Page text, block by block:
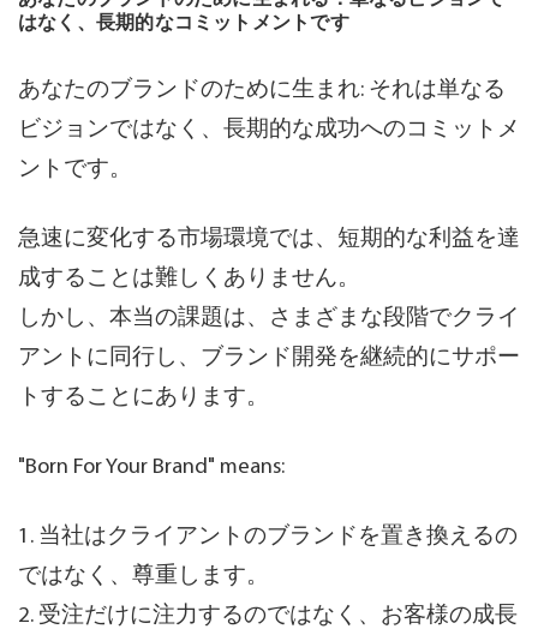
はなく、長期的なコミットメントです
あなたのブランドのために生まれ: それは単なる
ビジョンではなく、長期的な成功へのコミットメ
ントです。
急速に変化する市場環境では、短期的な利益を達
成することは難しくありません。
しかし、本当の課題は、さまざまな段階でクライ
アントに同行し、ブランド開発を継続的にサポー
トすることにあります。
"Born For Your Brand" means:
1. 当社はクライアントのブランドを置き換えるの
ではなく、尊重します。
2. 受注だけに注力するのではなく、お客様の成長